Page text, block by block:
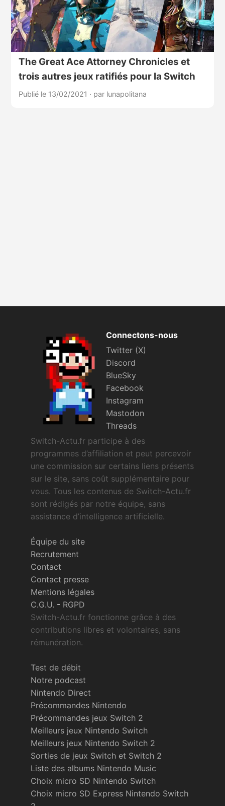
The Great Ace Attorney Chronicles et
trois autres jeux ratifiés pour la Switch
Publié le 13/02/2021 · par lunapolitana
Connectons-nous
Twitter (X)
Discord
BlueSky
Facebook
Instagram
Mastodon
Threads
Switch-Actu.fr participe à des
programmes d’affiliation et peut percevoir
une commission sur certains liens présents
sur le site, sans coût supplémentaire pour
vous. Tous les contenus de Switch-Actu.fr
sont rédigés par notre équipe, sans
assistance d’intelligence artificielle.
Équipe du site
Recrutement
Contact
Contact presse
Mentions légales
C.G.U. - RGPD
Switch-Actu.fr fonctionne grâce à des
contributions libres et volontaires, sans
rémunération.
Test de débit
Notre podcast
Nintendo Direct
Précommandes Nintendo
Précommandes jeux Switch 2
Meilleurs jeux Nintendo Switch
Meilleurs jeux Nintendo Switch 2
Sorties de jeux Switch et Switch 2
Liste des albums Nintendo Music
Choix micro SD Nintendo Switch
Choix micro SD Express Nintendo Switch